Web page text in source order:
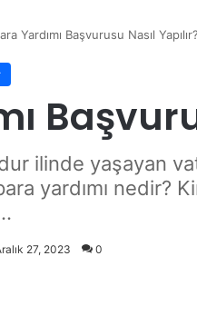
Yardımı Başvurusu Nasıl Yapılır?
ilinde yaşayan
yardımı nedir?
27, 2023 0